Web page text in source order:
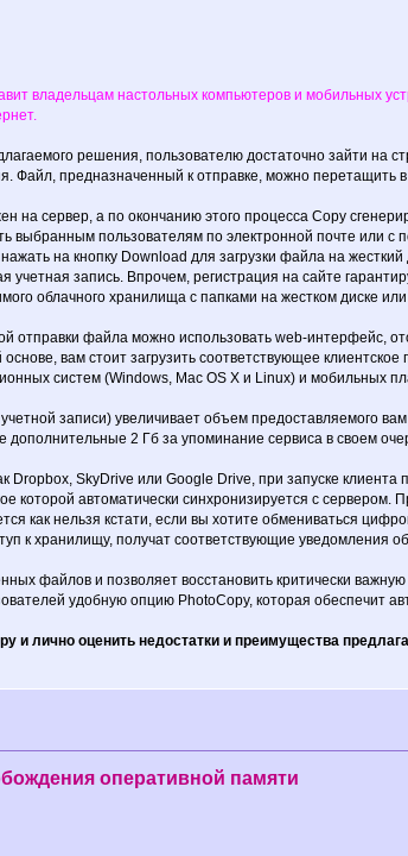
владельцам настольных компьютеров и мобильных
решения, пользователю достаточно зайти на
Файл, предназначенный к отправке, можно перетащить
на сервер, а по окончанию этого процесса Copy
выбранным пользователям по электронной почте или
на кнопку Download для загрузки файла на
запись. Впрочем, регистрация на сайте
облачного хранилища с папками на жестком диске
отправки файла можно использовать web-интерфейс,
вам стоит загрузить соответствующее
систем (Windows, Mac OS X и Linux) и мобильных
записи) увеличивает объем предоставляемого
2 Гб за упоминание сервиса в своем
Dropbox, SkyDrive или Google Drive, при запуске
которой автоматически синхронизируется с
как нельзя кстати, если вы хотите обмениваться
к хранилищу, получат соответствующие уведомления
файлов и позволяет восстановить критически
удобную опцию PhotoCopy, которая обеспечит
и лично оценить недостатки и преимущества
оперативной памяти